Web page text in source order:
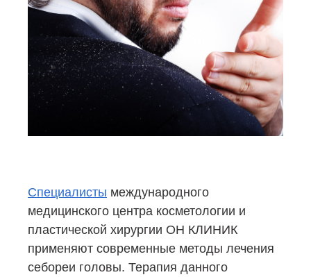
Специалисты международного
медицинского центра косметологии и
пластической хирургии ОН КЛИНИК
применяют современные методы лечения
себореи головы. Терапия данного